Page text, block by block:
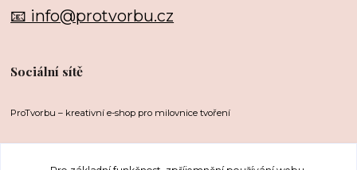
📧 info@protvorbu.cz
Sociální sítě
ProTvorbu – kreativní e-shop pro milovnice tvoření